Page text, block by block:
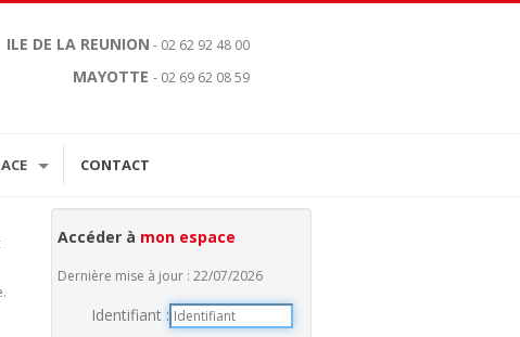
ILE DE LA REUNION - 02 62 92 48 00
MAYOTTE- 02 69 62 08 59
CONTACT
Accéder à mon espace
Dernière mise à jour : 22/07/2026
Identifiant :